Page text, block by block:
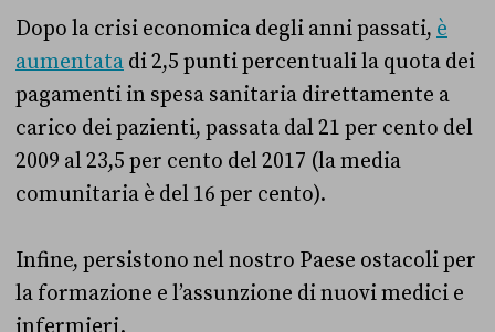
Dopo la crisi economica degli anni passati, è
aumentata di 2,5 punti percentuali la quota dei
pagamenti in spesa sanitaria direttamente a
carico dei pazienti, passata dal 21 per cento del
2009 al 23,5 per cento del 2017 (la media
comunitaria è del 16 per cento).
Infine, persistono nel nostro Paese ostacoli per
la formazione e l’assunzione di nuovi medici e
infermieri.